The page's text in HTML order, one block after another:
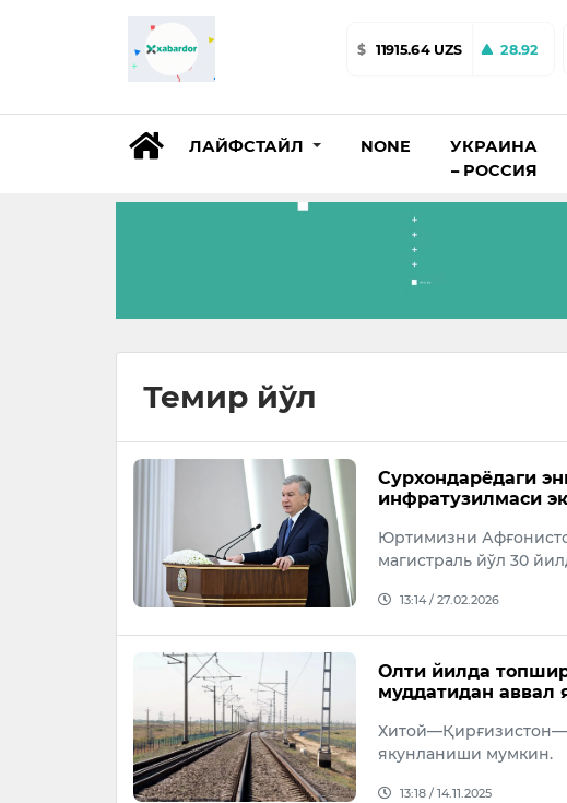
$ 11915.64 UZS 28.92
ЛАЙФСТАЙЛ NONE
УКРАИНА
– РОССИЯ
Темир йўл
Сурхондарёдаги
инфратузилмаси
Юртимизни
магистраль йўл 30
13:14 / 27.02.2026
Олти йилда
муддатидан
якунланиши мумкин.
13:18 / 14.11.2025